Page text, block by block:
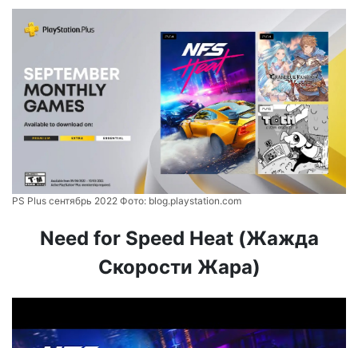
PS Plus сентябрь 2022 Фото: blog.playstation.com
Need for Speed ​​Heat (Жажда
Скорости Жара)